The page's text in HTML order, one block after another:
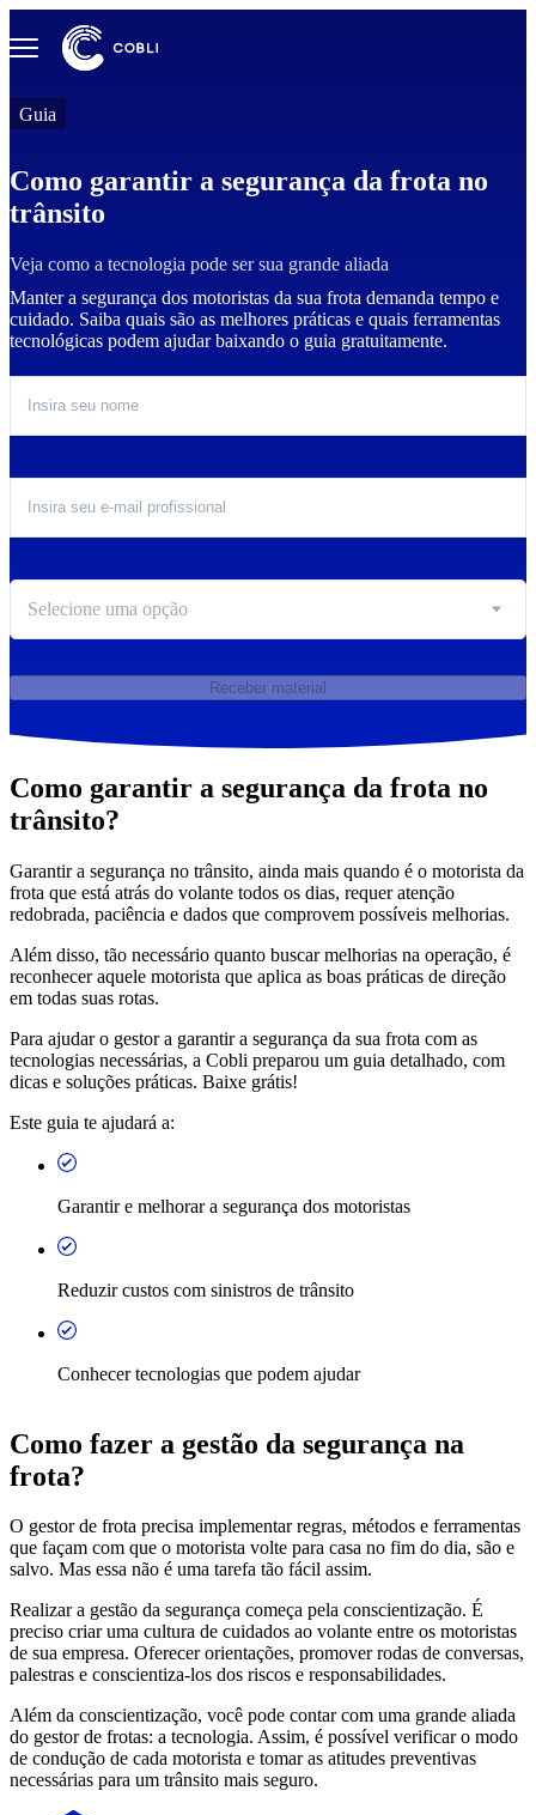
Guia
Como garantir a segurança da frota no
trânsito
Veja como a tecnologia pode ser sua grande aliada
Manter a segurança dos motoristas da sua frota demanda tempo e
cuidado. Saiba quais são as melhores práticas e quais ferramentas
tecnológicas podem ajudar baixando o guia gratuitamente.
Selecione uma opção
Receber material
Como garantir a segurança da frota no
trânsito?
Garantir a segurança no trânsito, ainda mais quando é o motorista da
frota que está atrás do volante todos os dias, requer atenção
redobrada, paciência e dados que comprovem possíveis melhorias.
Além disso, tão necessário quanto buscar melhorias na operação, é
reconhecer aquele motorista que aplica as boas práticas de direção
em todas suas rotas.
Para ajudar o gestor a garantir a segurança da sua frota com as
tecnologias necessárias, a Cobli preparou um guia detalhado, com
dicas e soluções práticas. Baixe grátis!
Este guia te ajudará a:
Garantir e melhorar a segurança dos motoristas
Reduzir custos com sinistros de trânsito
Conhecer tecnologias que podem ajudar
Como fazer a gestão da segurança na
frota?
O gestor de frota precisa implementar regras, métodos e ferramentas
que façam com que o motorista volte para casa no fim do dia, são e
salvo. Mas essa não é uma tarefa tão fácil assim.
Realizar a gestão da segurança começa pela conscientização. É
preciso criar uma cultura de cuidados ao volante entre os motoristas
de sua empresa. Oferecer orientações, promover rodas de conversas,
palestras e conscientiza-los dos riscos e responsabilidades.
Além da conscientização, você pode contar com uma grande aliada
do gestor de frotas: a tecnologia. Assim, é possível verificar o modo
de condução de cada motorista e tomar as atitudes preventivas
necessárias para um trânsito mais seguro.